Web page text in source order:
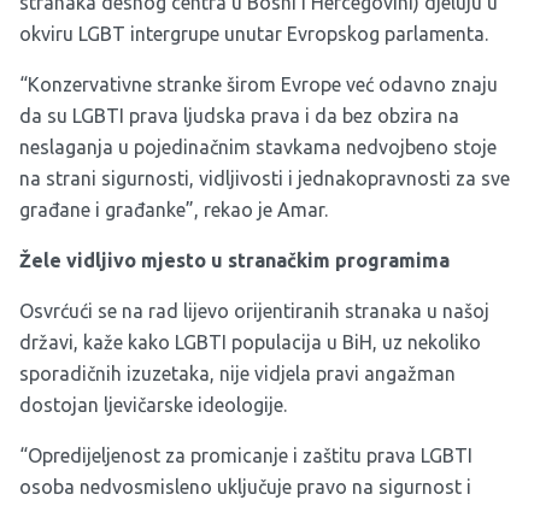
okviru LGBT intergrupe unutar Evropskog parlamenta.
“Konzervativne stranke širom Evrope već odavno znaju
da su LGBTI prava ljudska prava i da bez obzira na
neslaganja u pojedinačnim stavkama nedvojbeno stoje
na strani sigurnosti, vidljivosti i jednakopravnosti za sve
građane i građanke”, rekao je Amar.
Žele vidljivo mjesto u stranačkim programima
Osvrćući se na rad lijevo orijentiranih stranaka u našoj
državi, kaže kako LGBTI populacija u BiH, uz nekoliko
sporadičnih izuzetaka, nije vidjela pravi angažman
dostojan ljevičarske ideologije.
“Opredijeljenost za promicanje i zaštitu prava LGBTI
osoba nedvosmisleno uključuje pravo na sigurnost i